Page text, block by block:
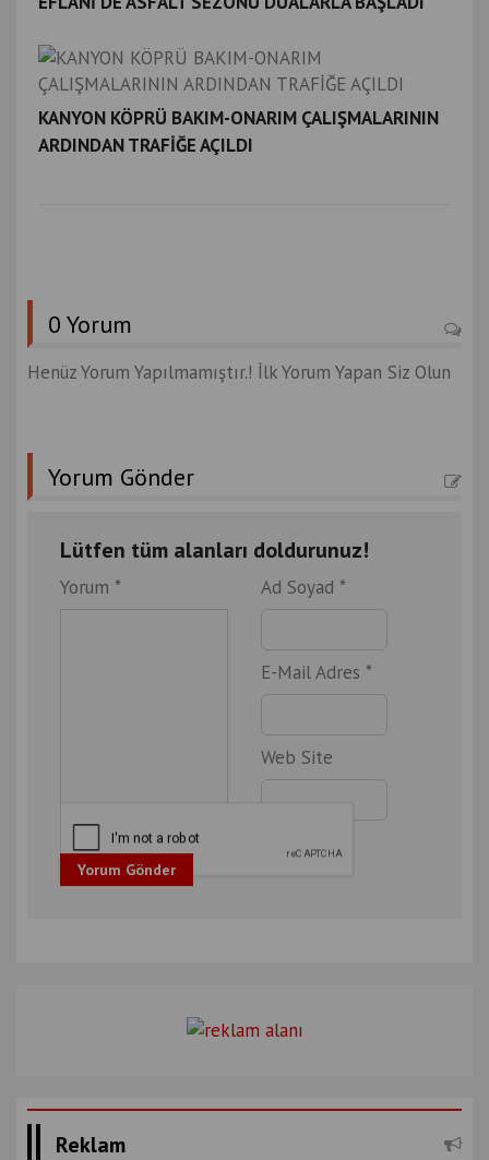
KANYON KÖPRÜ BAKIM-ONARIM ÇALIŞMALARININ
ARDINDAN TRAFİĞE AÇILDI
0 Yorum
Henüz Yorum Yapılmamıştır.! İlk Yorum Yapan Siz Olun
Yorum Gönder
Lütfen tüm alanları doldurunuz!
Yorum * Ad Soyad *
E-Mail Adres *
Web Site
Yorum Gönder
Reklam